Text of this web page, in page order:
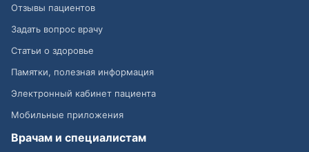
Отзывы пациентов
Задать вопрос врачу
Статьи о здоровье
Памятки, полезная информация
Электронный кабинет пациента
Мобильные приложения
Врачам и специалистам